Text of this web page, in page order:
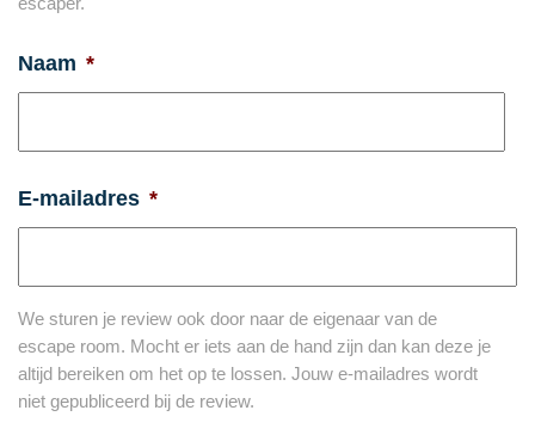
Naam *
E-mailadres *
We sturen je review ook door naar de eigenaar van de
escape room. Mocht er iets aan de hand zijn dan kan deze je
altijd bereiken om het op te lossen. Jouw e-mailadres wordt
niet gepubliceerd bij de review.